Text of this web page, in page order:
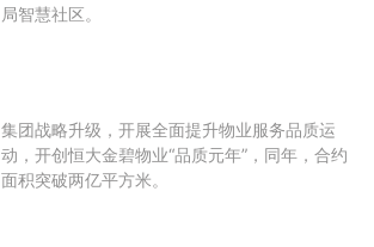
局智慧社区。
集团战略升级，开展全面提升物业服务品质运
动，开创恒大金碧物业“品质元年”，同年，合约
面积突破两亿平方米。